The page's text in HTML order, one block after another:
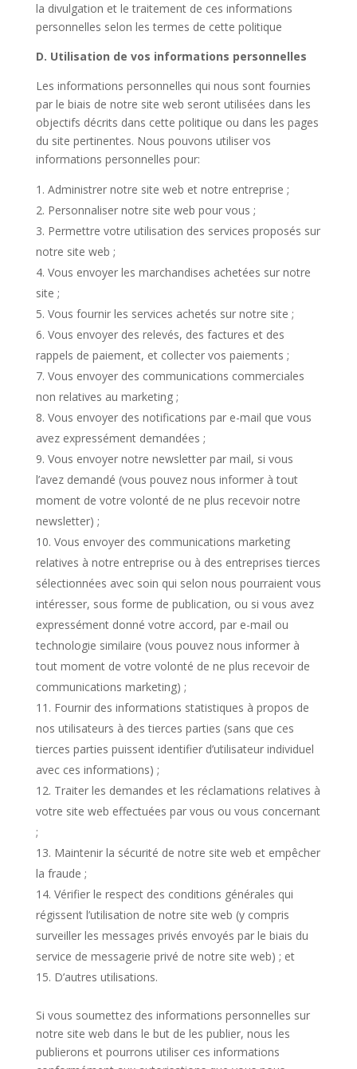
la divulgation et le traitement de ces informations
personnelles selon les termes de cette politique
D. Utilisation de vos informations personnelles
Les informations personnelles qui nous sont fournies
par le biais de notre site web seront utilisées dans les
objectifs décrits dans cette politique ou dans les pages
du site pertinentes. Nous pouvons utiliser vos
informations personnelles pour:
Administrer notre site web et notre entreprise ;
Personnaliser notre site web pour vous ;
Permettre votre utilisation des services proposés sur
notre site web ;
Vous envoyer les marchandises achetées sur notre
site ;
Vous fournir les services achetés sur notre site ;
Vous envoyer des relevés, des factures et des
rappels de paiement, et collecter vos paiements ;
Vous envoyer des communications commerciales
non relatives au marketing ;
Vous envoyer des notifications par e-mail que vous
avez expressément demandées ;
Vous envoyer notre newsletter par mail, si vous
l’avez demandé (vous pouvez nous informer à tout
moment de votre volonté de ne plus recevoir notre
newsletter) ;
Vous envoyer des communications marketing
relatives à notre entreprise ou à des entreprises tierces
sélectionnées avec soin qui selon nous pourraient vous
intéresser, sous forme de publication, ou si vous avez
expressément donné votre accord, par e-mail ou
technologie similaire (vous pouvez nous informer à
tout moment de votre volonté de ne plus recevoir de
communications marketing) ;
Fournir des informations statistiques à propos de
nos utilisateurs à des tierces parties (sans que ces
tierces parties puissent identifier d’utilisateur individuel
avec ces informations) ;
Traiter les demandes et les réclamations relatives à
votre site web effectuées par vous ou vous concernant
;
Maintenir la sécurité de notre site web et empêcher
la fraude ;
Vérifier le respect des conditions générales qui
régissent l’utilisation de notre site web (y compris
surveiller les messages privés envoyés par le biais du
service de messagerie privé de notre site web) ; et
D’autres utilisations.
Si vous soumettez des informations personnelles sur
notre site web dans le but de les publier, nous les
publierons et pourrons utiliser ces informations